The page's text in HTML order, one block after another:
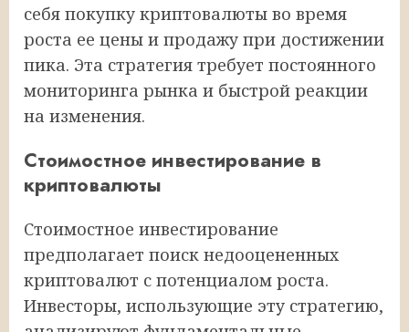
себя покупку криптовалюты во время
роста ее цены и продажу при достижении
пика. Эта стратегия требует постоянного
мониторинга рынка и быстрой реакции
на изменения.
Стоимостное инвестирование в
криптовалюты
Стоимостное инвестирование
предполагает поиск недооцененных
криптовалют с потенциалом роста.
Инвесторы, использующие эту стратегию,